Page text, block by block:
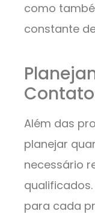
como
constante
Além das
planejar
necessário
para cada